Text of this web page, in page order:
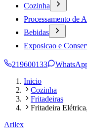
Cozinha
Processamento de
Bebidas
Exposicao e
219600133
Inicio
Cozinha
Fritadeiras
Fritadeira
Arilex